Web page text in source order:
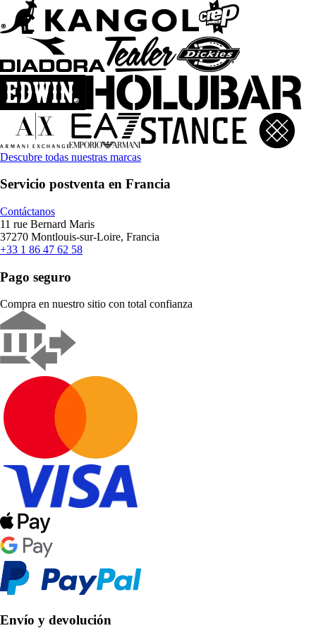
Descubre todas nuestras marcas
Servicio postventa en Francia
Contáctanos
11 rue Bernard Maris
37270 Montlouis-sur-Loire, Francia
+33 1 86 47 62 58
Pago seguro
Compra en nuestro sitio con total confianza
Envío y devolución